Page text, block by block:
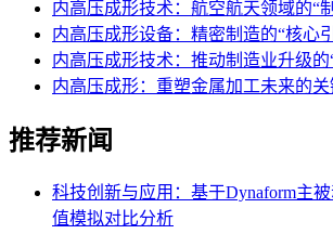
内高压成形技术：航空航天领域的“
内高压成形设备：精密制造的“核心
内高压成形技术：推动制造业升级的
内高压成形：重塑金属加工未来的
推荐新闻
科技创新与应用：基于Dynaform主
值模拟对比分析